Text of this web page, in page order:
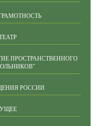
ПРОСТРАНСТВЕННОГО
РОССИИ